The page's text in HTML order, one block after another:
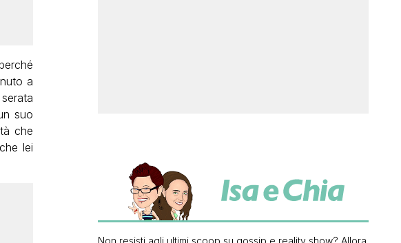
a
suo
che
lei
Non resisti agli ultimi scoop su gossip e reality show? Allora